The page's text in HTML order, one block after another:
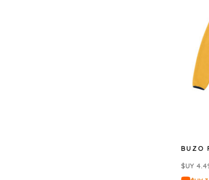
BUZO
$UY